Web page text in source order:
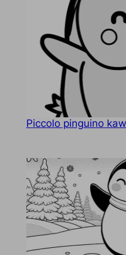
Piccolo pinguino